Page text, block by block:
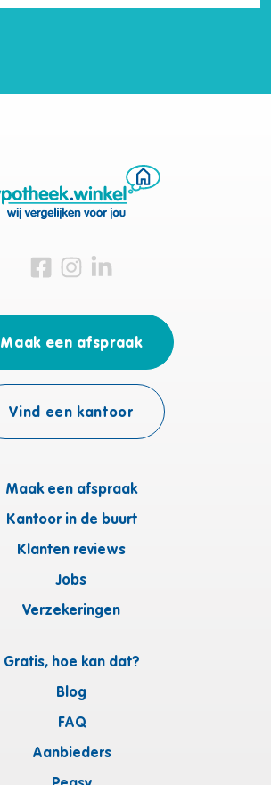
Bezoek ons op Facebook
Bezoek ons op Instagram
Bezoek ons op Linkedin
Maak een afspraak
Kantoor in de buurt
Klanten reviews
Jobs
Verzekeringen
Gratis, hoe kan dat?
Blog
FAQ
Aanbieders
Maak een afspraak
Vind een kantoor